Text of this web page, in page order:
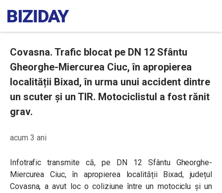
Covasna. Trafic blocat pe DN 12 Sfântu
Gheorghe-Miercurea Ciuc, în apropierea
localității Bixad, în urma unui accident dintre
un scuter și un TIR. Motociclistul a fost rănit
grav.
acum 3 ani
Infotrafic transmite că, pe DN 12 Sfântu Gheorghe-
Miercurea Ciuc, în apropierea localității Bixad, județul
Covasna, a avut loc o coliziune între un motociclu și un